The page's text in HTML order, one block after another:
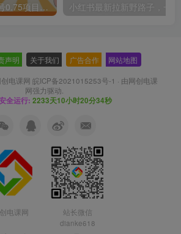
无限接码撸红包单号0.75项目无偿分享给你【揭秘】
声明 关于我们 广告合作 网站地图
创电课网 皖ICP备2021015253号-1 · 由网创电课
网强力驱动.
全运行: 2233天10小时20分34秒
电课网
站长微信
dianke618